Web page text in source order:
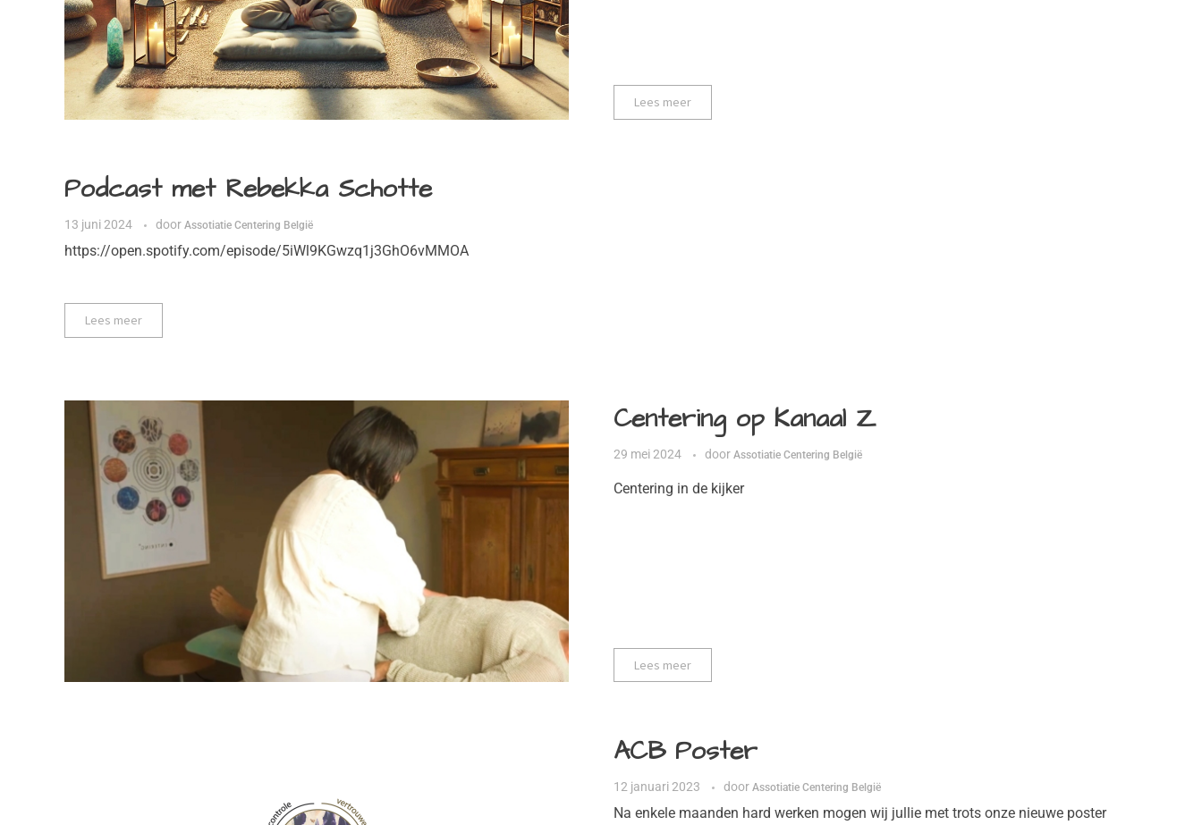
Lees meer
Podcast met Rebekka Schotte
13 juni 2024 door Assotiatie Centering België
https://open.spotify.com/episode/5iWl9KGwzq1j3GhO6vMMOA
Lees meer
Centering op Kanaal Z
29 mei 2024 door Assotiatie Centering België
Centering in de kijker
Lees meer
ACB Poster
12 januari 2023 door Assotiatie Centering België
Na enkele maanden hard werken mogen wij jullie met trots onze nieuwe poster